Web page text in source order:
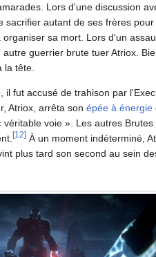
Lors d'une discussion
sacrifier autant de ses frères pour
organiser sa mort. Lors d'un
autre guerrier brute tuer Atriox.
la tête.
il fut accusé de trahison par
Atriox, arrêta son épée à énergie
voie ». Les autres
[12] À un moment indéterminé,
plus tard son second au sein